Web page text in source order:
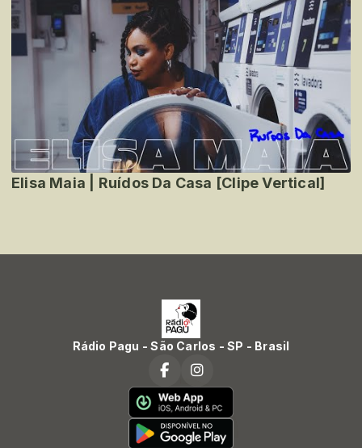
Elisa Maia | Ruídos Da Casa [Clipe Vertical]
Rádio Pagu - São Carlos - SP - Brasil